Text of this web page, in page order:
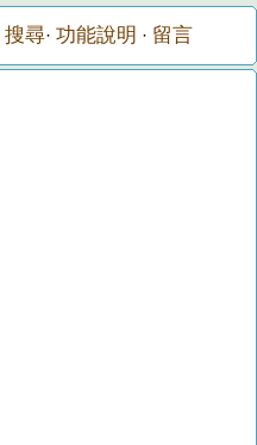
搜尋· 功能說明 · 留言